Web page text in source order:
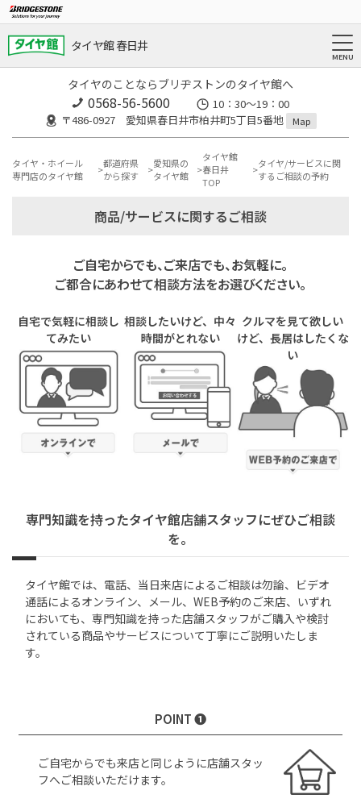
タイヤ館 春日井
タイヤのことならブリヂストンのタイヤ館へ
0568-56-5600
10：30～19：00
〒486-0927 愛知県春日井市柏井町5丁目5番地
Map
タイヤ・ホイール
専門店のタイヤ館
都道府県
から探す
愛知県の
タイヤ館
タイヤ館
春日井
TOP
タイヤ/サービスに関
するご相談の予約
商品/サービスに関するご相談
ご自宅からでも、ご来店でも、お気軽に。
ご都合にあわせて相談方法をお選びください。
自宅で気軽に相談し
てみたい
相談したいけど、中々
時間がとれない
クルマを見て欲しい
けど、長居はしたくな
い
専門知識を持ったタイヤ館店舗スタッフにぜひご相談
を。
タイヤ館では、電話、当日来店によるご相談は勿論、ビデオ
通話によるオンライン、メール、WEB予約のご来店、いずれ
においても、専門知識を持った店舗スタッフがご購入や検討
されている商品やサービスについて丁寧にご説明いたしま
す。
POINT ❶
ご自宅からでも来店と同じように店舗スタッ
フへご相談いただけます。